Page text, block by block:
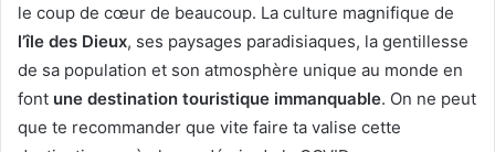
le coup de cœur de beaucoup. La culture magnifique de
l’île des Dieux, ses paysages paradisiaques, la gentillesse
de sa population et son atmosphère unique au monde en
font une destination touristique immanquable. On ne peut
que te recommander que vite faire ta valise cette